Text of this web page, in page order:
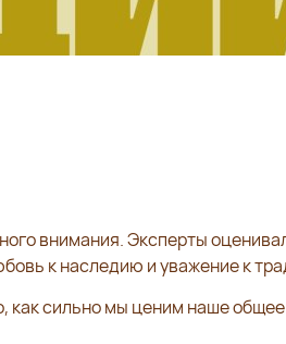
внимания. Эксперты
к наследию и уважение к
как сильно мы ценим наше